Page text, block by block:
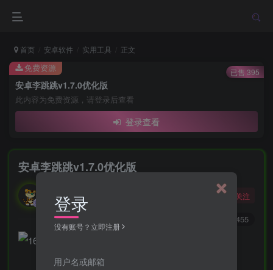
首页 安卓软件 实用工具 正文
安卓李跳跳v1.7.0优化版
此内容为免费资源，请登录后查看
登录查看
免费资源 已售 395
安卓李跳跳v1.7.0优化版
酒醒只在花前坐，酒醉还来花下眠。
关注
455
登录
没有账号？立即注册
用户名或邮箱